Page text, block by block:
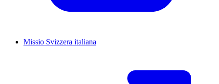
Missio Svizzera italiana